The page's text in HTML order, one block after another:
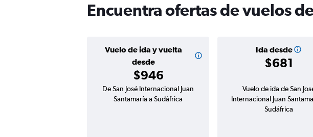
Encuentra ofertas de vuelos
Vuelo de ida y vuelta
desde
$946
Ida desde
$681
De San José Internacional Juan
Santamaría a Sudáfrica
Vuelo de ida de San
Internacional Juan
Sudáfrica